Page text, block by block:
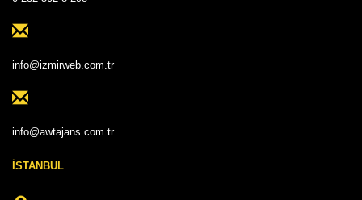
info@izmirweb.com.tr
info@awtajans.com.tr
İSTANBUL